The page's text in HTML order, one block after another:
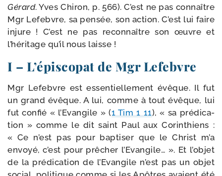
Gérard. Yves Chiron, p. 566). C’est ne pas connaître
Mgr Lefebvre, sa pen­sée, son action. C’est lui faire
injure ! C’est ne pas recon­naître son œuvre et
l’héritage qu’il nous laisse !
I – L’épiscopat de Mgr Lefebvre
Mgr Lefebvre est essen­tiel­le­ment évêque. Il fut
un grand évêque. A lui, comme à tout évêque, lui
fut confié « l’Evangile » (1 Tim 1 11), « sa pré­di­ca­
tion » comme le dit saint Paul aux Corinthiens :
« Ce n’est pas pour bap­ti­ser que le Christ m’a
envoyé, c’est pour prê­cher l’Evangile… ». Et l’objet
de la pré­di­ca­tion de l’Evangile n’est pas un objet